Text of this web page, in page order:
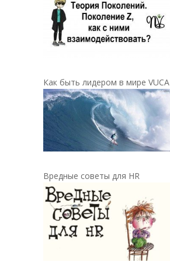
Как быть лидером в мире VUCA
Вредные советы для HR